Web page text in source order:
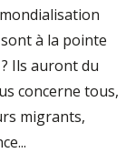
à la pointe
Ils auront du
concerne tous,
migrants,